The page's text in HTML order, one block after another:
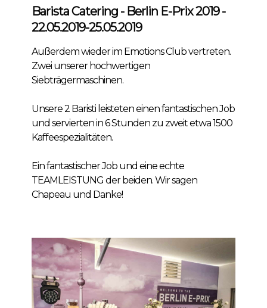
Barista Catering - Berlin E-Prix 2019 -
22.05.2019-25.05.2019
Außerdem wieder im Emotions Club vertreten.
Zwei unserer hochwertigen
Siebträgermaschinen.
Unsere 2 Baristi leisteten einen fantastischen Job
und servierten in 6 Stunden zu zweit etwa 1500
Kaffeespezialitäten.
Ein fantastischer Job und eine echte
TEAMLEISTUNG der beiden. Wir sagen
Chapeau und Danke!